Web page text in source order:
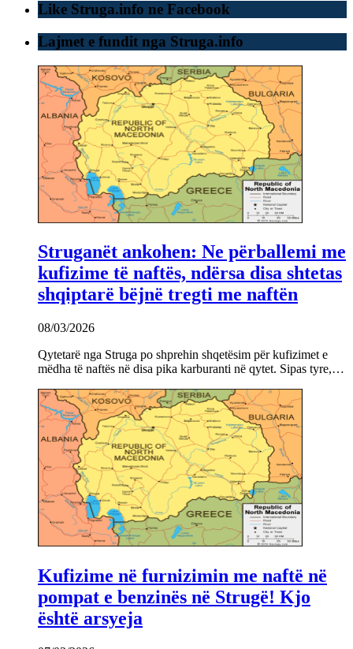
Like Struga.info ne Facebook
Lajmet e fundit nga Struga.info
Struganët ankohen: Ne përballemi me
kufizime të naftës, ndërsa disa shtetas
shqiptarë bëjnë tregti me naftën
08/03/2026
Qytetarë nga Struga po shprehin shqetësim për kufizimet e
mëdha të naftës në disa pika karburanti në qytet. Sipas tyre,…
Kufizime në furnizimin me naftë në
pompat e benzinës në Strugë! Kjo
është arsyeja